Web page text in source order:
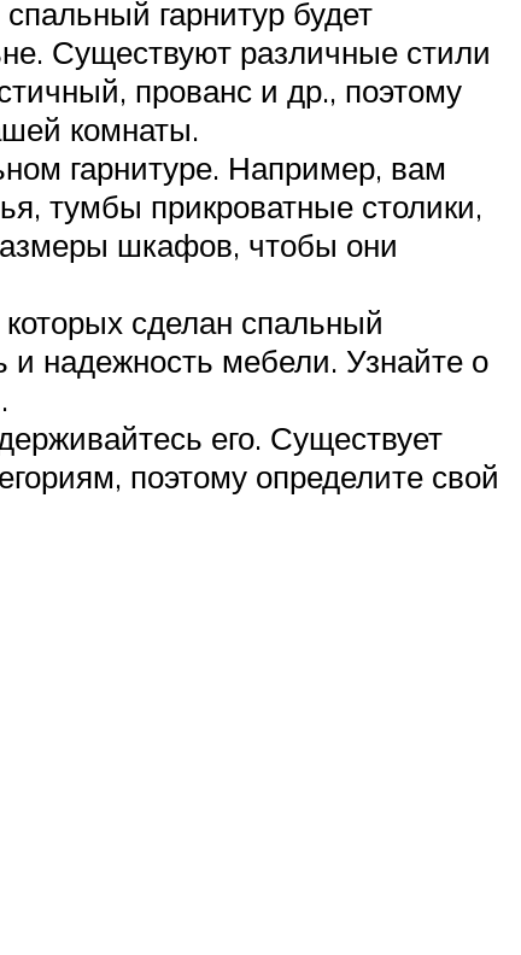
гарнитур будет
Существуют различные стили
прованс и др., поэтому
комнаты.
гарнитуре. Например, вам
тумбы прикроватные столики,
шкафов, чтобы они
сделан спальный
и надежность мебели. Узнайте о
его. Существует
поэтому определите свой